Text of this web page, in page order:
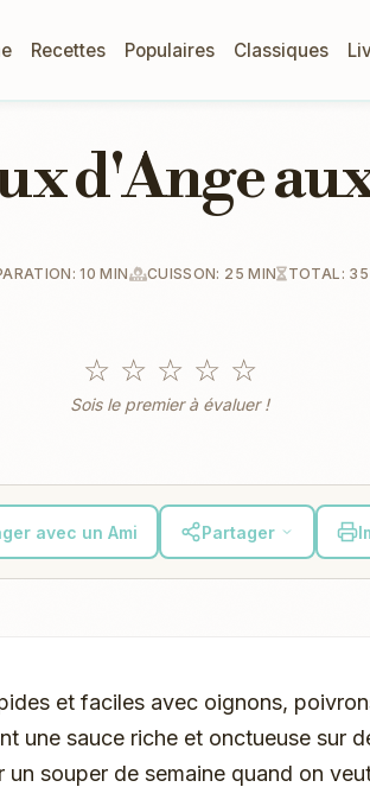
Recettes Populaires Classiques
d'Ange
10 MIN CUISSON: 25 MIN TOTAL:
☆ ☆ ☆ ☆ ☆
Sois le premier à évaluer !
avec un Ami Partager
et faciles avec oignons,
une sauce riche et onctueuse sur
un souper de semaine quand on